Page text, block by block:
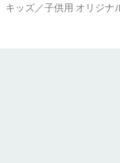
キッズ／子供用 オリジナ